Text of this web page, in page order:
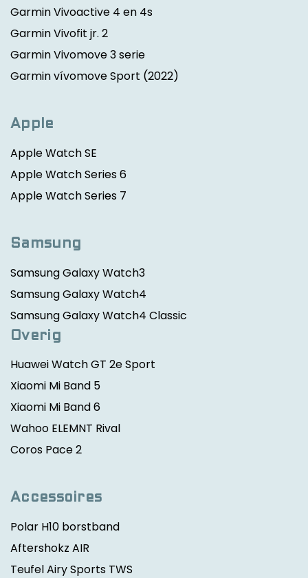
Garmin Vivoactive 4 en 4s
Garmin Vivofit jr. 2
Garmin Vivomove 3 serie
Garmin vívomove Sport (2022)
Apple
Apple Watch SE
Apple Watch Series 6
Apple Watch Series 7
Samsung
Samsung Galaxy Watch3
Samsung Galaxy Watch4
Samsung Galaxy Watch4 Classic
Overig
Huawei Watch GT 2e Sport
Xiaomi Mi Band 5
Xiaomi Mi Band 6
Wahoo ELEMNT Rival
Coros Pace 2
Accessoires
Polar H10 borstband
Aftershokz AIR
Teufel Airy Sports TWS